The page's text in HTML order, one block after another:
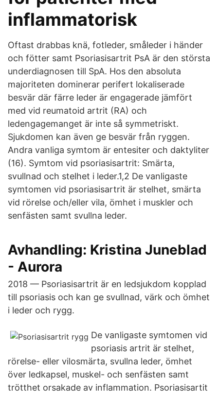
inflammatorisk
Oftast drabbas knä, fotleder, småleder i händer
och fötter samt Psoriasisartrit PsA är den största
underdiagnosen till SpA. Hos den absoluta
majoriteten dominerar perifert lokaliserade
besvär där färre leder är engagerade jämfört
med vid reumatoid artrit (RA) och
ledengagemanget är inte så symmetriskt.
Sjukdomen kan även ge besvär från ryggen.
Andra vanliga symtom är entesiter och daktyliter
(16). Symtom vid psoriasisartrit: Smärta,
svullnad och stelhet i leder.1,2 De vanligaste
symtomen vid psoriasisartrit är stelhet, smärta
vid rörelse och/eller vila, ömhet i muskler och
senfästen samt svullna leder.
Avhandling: Kristina Juneblad
- Aurora
2018 — Psoriasisartrit är en ledsjukdom kopplad
till psoriasis och kan ge svullnad, värk och ömhet
i leder och rygg.
De vanligaste symtomen vid
psoriasis artrit är stelhet,
rörelse- eller vilosmärta, svullna leder, ömhet
över ledkapsel, muskel- och senfästen samt
trötthet orsakade av inflammation. Psoriasisartit